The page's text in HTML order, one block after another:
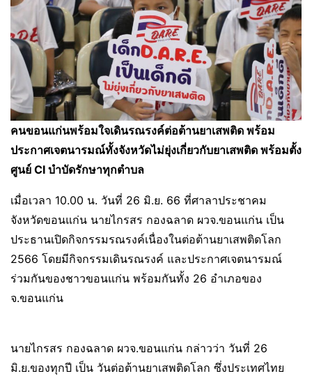
คนขอนแก่นพร้อมใจเดินรณรงค์ต่อต้านยาเสพติด พร้อม
ประกาศเจตนารมณ์ทั้งจังหวัดไม่ยุ่งเกี่ยวกับยาเสพติด พร้อมตั้ง
ศูนย์ CI บำบัดรักษาทุกตำบล
เมื่อเวลา 10.00 น. วันที่ 26 มิ.ย. 66 ที่ศาลาประชาคม
จังหวัดขอนแก่น นายไกรสร กองฉลาด ผวจ.ขอนแก่น เป็น
ประธานเปิดกิจกรรมรณรงค์เนื่องในต่อต้านยาเสพติดโลก
2566 โดยมีกิจกรรมเดินรณรงค์ และประกาศเจตนารมณ์
ร่วมกันของชาวขอนแก่น พร้อมกันทั้ง 26 อำเภอของ
จ.ขอนแก่น
นายไกรสร กองฉลาด ผวจ.ขอนแก่น กล่าวว่า วันที่ 26
มิ.ย.ของทุกปี เป็น วันต่อต้านยาเสพติดโลก ซึ่งประเทศไทย